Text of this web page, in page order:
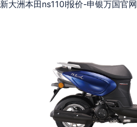
新大洲本田ns110l报价-申银万国官网